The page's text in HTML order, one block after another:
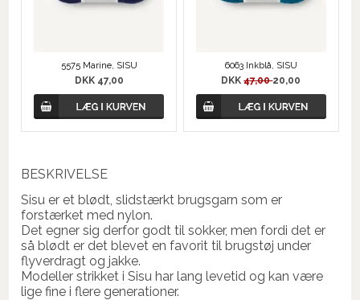
5575 Marine, SISU
DKK 47,00
6063 Inkblå, SISU
DKK47,0020,00
BESKRIVELSE
Sisu er et blødt, slidstærkt brugsgarn som er
forstærket med nylon.
Det egner sig derfor godt til sokker, men fordi det er
så blødt er det blevet en favorit til brugstøj under
flyverdragt og jakke.
Modeller strikket i Sisu har lang levetid og kan være
lige fine i flere generationer.